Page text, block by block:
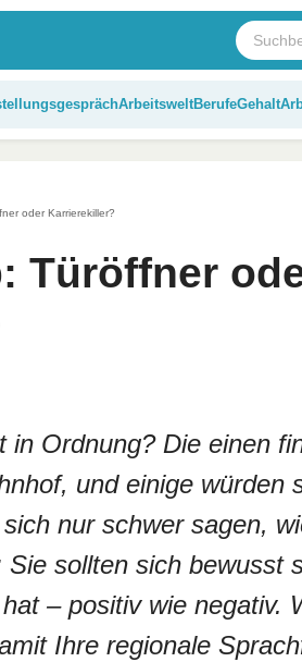
ArbeitsweltBerufeGehalt
oder Karrierekiller?
Türöffner
in Ordnung? Die einen
und einige würden
nur schwer sagen,
sollten sich bewusst
– positiv wie negativ.
Ihre regionale